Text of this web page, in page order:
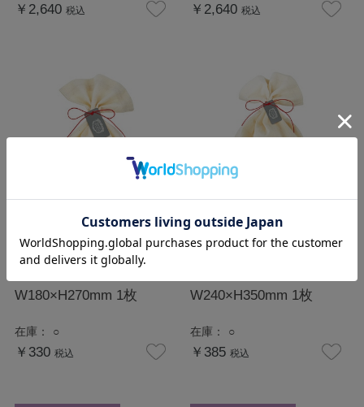
￥2,640 税込 ￥2,640 税込
パニエデサンス セルフラ
ッピングバッグ（S）
W180×H270mm 1枚
在庫： ○
￥330 税込
パニエデサンス セルフラ
W240×H350mm 1枚
在庫： ○
￥385 税込